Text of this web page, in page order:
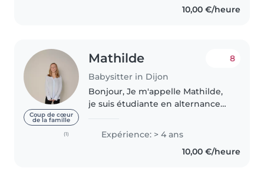
10,00 €/heure
Coup de cœur
de la famille
(1)
Mathilde
Babysitter in Dijon
8
Bonjour, Je m'appelle Mathilde,
je suis étudiante en alternance
d'enfants : Pendant 2 ans, j'ai pris
Expérience: > 4 ans
10,00 €/heure